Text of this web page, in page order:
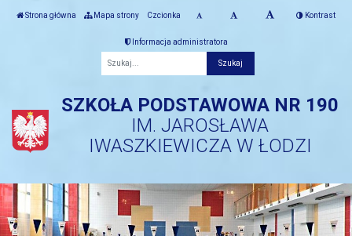
Strona główna Mapa strony Czcionka Kontrast
Informacja administratora
SZKOŁA PODSTAWOWA NR 190
IM. JAROSŁAWA
IWASZKIEWICZA W ŁODZI